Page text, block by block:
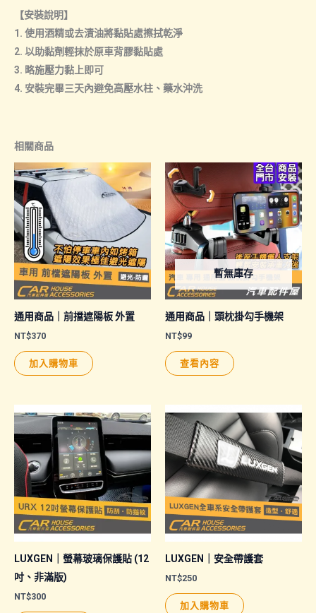
【安裝說明】
1. 使用酒精或去漬油將黏貼處擦拭乾淨
2. 以助黏劑輕抹於原車背膠黏貼處
3. 略施壓力黏上即可
4. 安裝完畢三天內避免高壓水柱、藥水沖洗
相關商品
通用商品｜前擋遮陽板 外置
NT$370
加入購物車
暫無庫存
通用商品｜頭枕掛勾手機架
NT$99
查看內容
LUXGEN｜螢幕玻璃保護貼 (12
吋、非滿版)
NT$300
LUXGEN｜安全帶護套
NT$250
加入購物車